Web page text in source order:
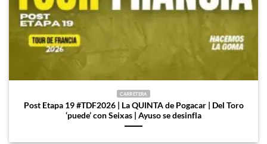
CARRETERA
Post Etapa 19 #TDF2026 | La QUINTA de Pogacar | Del Toro
‘puede’ con Seixas | Ayuso se desinfla